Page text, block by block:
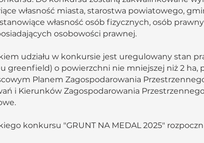
własność miasta, starostwa powiatowego,
własność osób fizycznych, osób
osobowości prawnej.
udziału w konkursie jest uregulowany stan
greenfield) o powierzchni nie mniejszej niż 2 ha,
Planem Zagospodarowania Przestrzennego
i Kierunków Zagospodarowania Przestrzennego
konkursu "GRUNT NA MEDAL 2025"